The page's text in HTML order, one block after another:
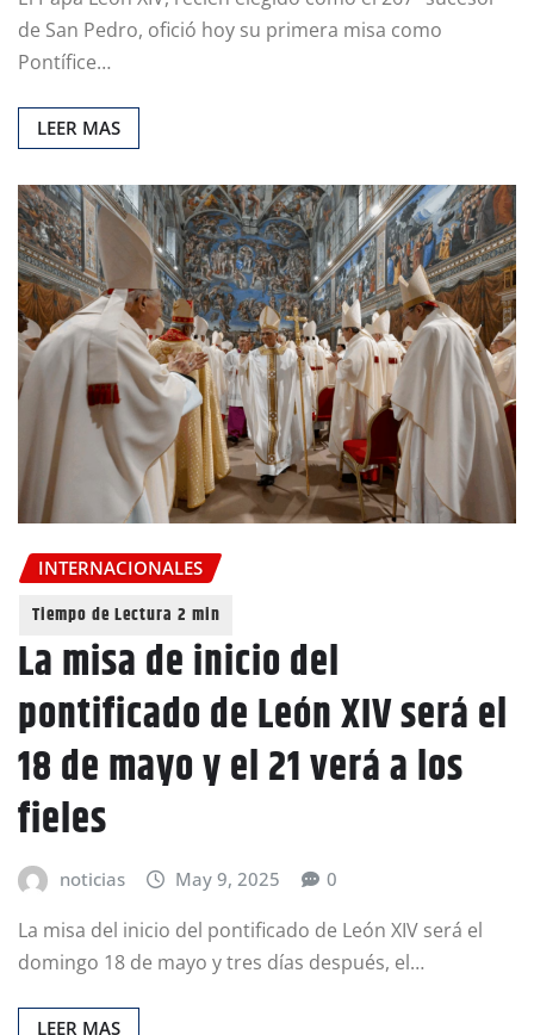
de San Pedro, ofició hoy su primera misa como
Pontífice…
LEER MAS
INTERNACIONALES
La misa de inicio del
pontificado de León XIV será el
18 de mayo y el 21 verá a los
fieles
noticias May 9, 2025 0
La misa del inicio del pontificado de León XIV será el
domingo 18 de mayo y tres días después, el…
LEER MAS